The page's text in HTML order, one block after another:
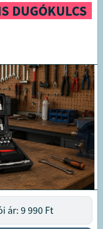
DUGÓKULCS
ár: 9 990 Ft